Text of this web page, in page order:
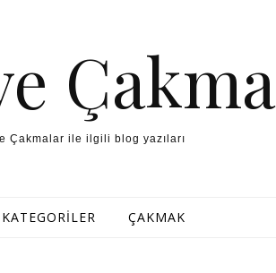
Çakmalar ile ilgili blog yazıları
ÇAKMAK